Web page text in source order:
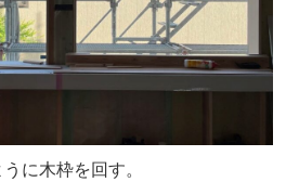
に木枠を回す。